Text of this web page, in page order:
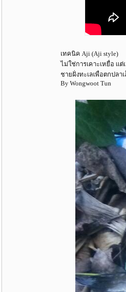
เทคนิค Aji (Aji style)
ไม่ใช่การเคาะเหยื่อ แ
ชายฝั่งทะเลเพื่อตกปล
By Wongwoot Tun